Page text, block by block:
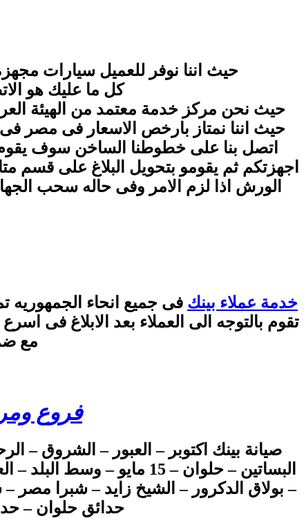
حيث اننا نوفر للعميل سيارات
كل ما عليك هو
حيث نحن مركز خدمة معتمد من الهيئة
اتصل بنا على خطوطنا الساخن سوف
اجهزتكم ثم يقومو بتحويل البلاغ على قسم
الورش اذا لزم الامر وفى حاله سحب
خدمة عملاء بينك فى جميع انحاء الجمهوريه
تقوم بالتوجه الى العملاء بعد الابلاغ
مع
فروع
صيانة بينك اكتوبر – العبور – الشروق –
البساتين – حلوان – 15
– بولاق الدكرور – الشيخ زايد – شبرا مصر
حدائق حلوان –